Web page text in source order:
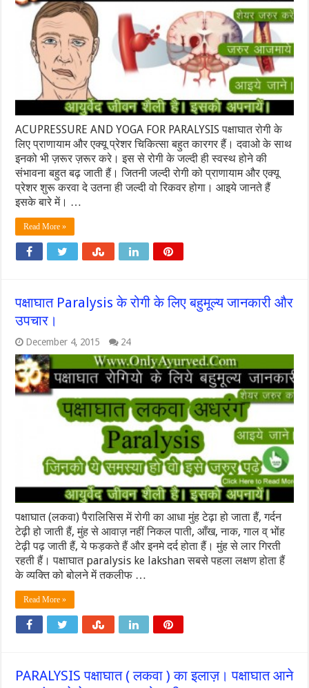
ACUPRESSURE AND YOGA FOR PARALYSIS पक्षाघात रोगी के
लिए प्राणायाम और एक्यू प्रेशर चिकित्सा बहुत कारगर हैं। दवाओ के साथ
इनको भी ज़रूर ज़रूर करे। इस से रोगी के जल्दी ही स्वस्थ होने की
संभावना बहुत बढ़ जाती हैं। जितनी जल्दी रोगी को प्राणायाम और एक्यू
प्रेशर शुरू करवा दे उतना ही जल्दी वो रिकवर होगा। आइये जानते हैं
इसके बारे में। …
Read More »
पक्षाघात Paralysis के रोगी के लिए बहुमूल्य जानकारी और
उपचार।
December 4, 2015 24
पक्षाघात (लकवा) पैरालिसिस में रोगी का आधा मुंह टेढ़ा हो जाता हैं, गर्दन
टेढ़ी हो जाती हैं, मुंह से आवाज़ नहीं निकल पाती, आँख, नाक, गाल व् भोंह
टेढ़ी पढ़ जाती हैं, ये फड़कते हैं और इनमे दर्द होता हैं। मुंह से लार गिरती
रहती हैं। पक्षाघात paralysis ke lakshan सबसे पहला लक्षण होता हैं
के व्यक्ति को बोलने में तकलीफ …
Read More »
PARALYSIS पक्षाघात ( लकवा ) का इलाज़। पक्षाघात आने